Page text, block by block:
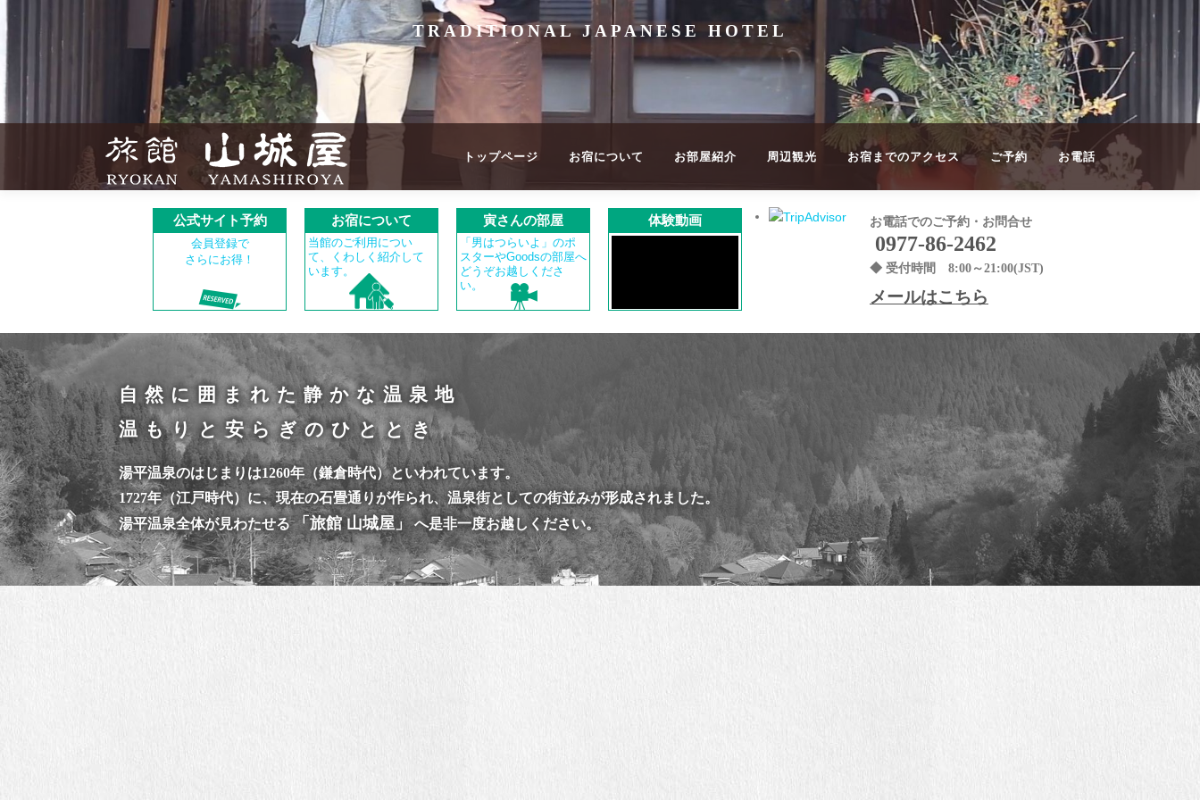
TRADITIONAL JAPANESE HOTEL
トップページ お宿について お部屋紹介 周辺観光 お宿までのアクセス ご予約 お電話
公式サイト予約
会員登録で
さらにお得！
お宿について
当館のご利用につい
て、くわしく紹介して
います。
寅さんの部屋
「男はつらいよ」のポ
スターやGoodsの部屋へ
どうぞお越しくださ
い。
体験動画 お電話でのご予約・お問合せ
0977-86-2462
◆ 受付時間 8:00～21:00(JST)
メールはこちら
自然に囲まれた静かな温泉地
温もりと安らぎのひととき
湯平温泉のはじまりは1260年（鎌倉時代）といわれています。
1727年（江戸時代）に、現在の石畳通りが作られ、温泉街としての街並みが形成されました。
湯平温泉全体が見わたせる「旅館 山城屋」へ是非一度お越しください。